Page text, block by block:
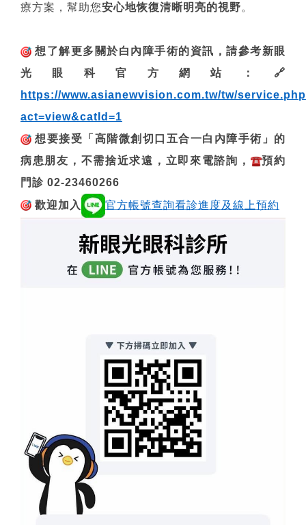
療方案，幫助您安心地恢復清晰明亮的視野。
想了解更多關於白內障手術的資訊，請參考新眼
光眼科官方網站： 🔗
https://www.asianewvision.com.tw/tw/
act=view&catId=1
想要接受「高階微創切口五合一白內障手術」的
病患朋友，不需捨近求遠，立即來電諮詢，
預約
門診 02-23460266
歡迎加入
官方帳號查詢看診進度及線上預約